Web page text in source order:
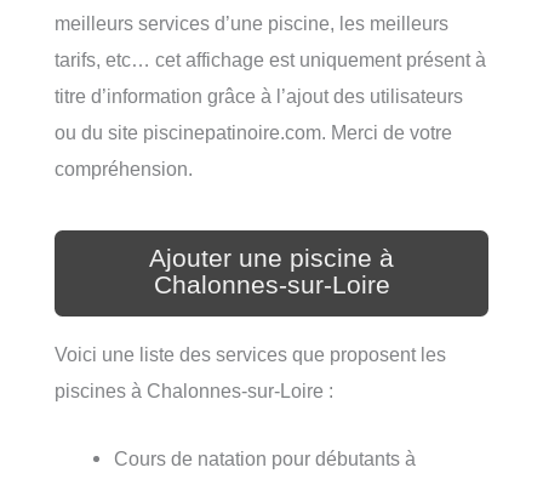
meilleurs services d’une piscine, les meilleurs
tarifs, etc… cet affichage est uniquement présent à
titre d’information grâce à l’ajout des utilisateurs
ou du site piscinepatinoire.com. Merci de votre
compréhension.
Ajouter une piscine à
Chalonnes-sur-Loire
Voici une liste des services que proposent les
piscines à Chalonnes-sur-Loire :
Cours de natation pour débutants à